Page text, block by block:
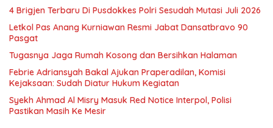
4 Brigjen Terbaru Di Pusdokkes Polri Sesudah Mutasi Juli 2026
Letkol Pas Anang Kurniawan Resmi Jabat Dansatbravo 90
Pasgat
Tugasnya Jaga Rumah Kosong dan Bersihkan Halaman
Febrie Adriansyah Bakal Ajukan Praperadilan, Komisi
Kejaksaan: Sudah Diatur Hukum Kegiatan
Syekh Ahmad Al Misry Masuk Red Notice Interpol, Polisi
Pastikan Masih Ke Mesir